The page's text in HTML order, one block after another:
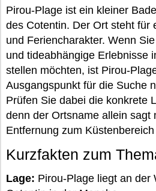
Pirou-Plage ist ein kleiner
des Cotentin. Der Ort steht für
und Feriencharakter. Wenn
und tideabhängige Erlebnisse
stellen möchten, ist Pirou-
Ausgangspunkt für die Suche
Prüfen Sie dabei die konkrete
denn der Ortsname allein sagt
Entfernung zum
Kurzfakten zum
Lage: Pirou-Plage liegt an der